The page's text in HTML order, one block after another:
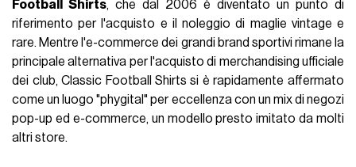
Football Shirts, che dal 2006 è diventato un punto di
riferimento per l'acquisto e il noleggio di maglie vintage e
rare. Mentre l'e-commerce dei grandi brand sportivi rimane la
principale alternativa per l'acquisto di merchandising ufficiale
dei club, Classic Football Shirts si è rapidamente affermato
come un luogo "phygital" per eccellenza con un mix di negozi
pop-up ed e-commerce, un modello presto imitato da molti
altri store.